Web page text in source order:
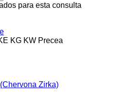
para esta consulta
KG KW Precea
Zirka)